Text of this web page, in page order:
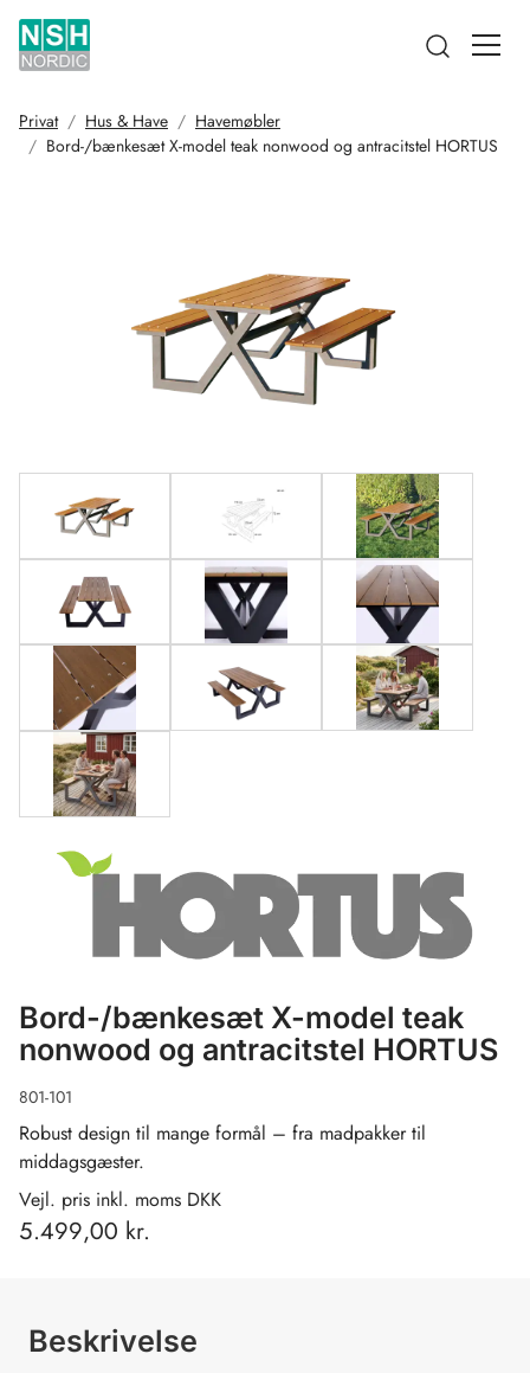
Privat Hus & Have
Havemøbler
Bord-/bænkesæt X-model teak nonwood og antracitstel HORTUS
Bord-/bænkesæt X-model teak
nonwood og antracitstel HORTUS
801-101
Robust design til mange formål – fra madpakker til
middagsgæster.
Vejl. pris inkl. moms DKK
5.499,00 kr.
Beskrivelse